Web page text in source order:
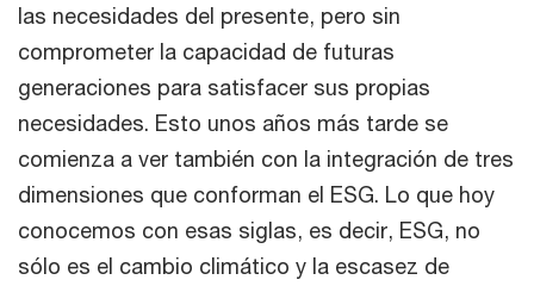
las necesidades del presente, pero sin
comprometer la capacidad de futuras
generaciones para satisfacer sus propias
necesidades. Esto unos años más tarde se
comienza a ver también con la integración de tres
dimensiones que conforman el ESG. Lo que hoy
conocemos con esas siglas, es decir, ESG, no
sólo es el cambio climático y la escasez de